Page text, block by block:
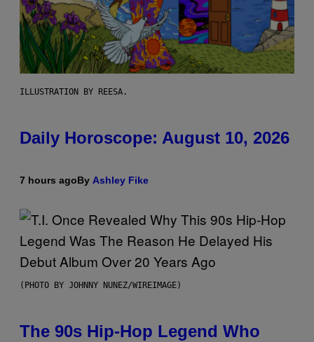
ILLUSTRATION BY REESA.
Daily Horoscope: August 10, 2026
7 hours agoBy Ashley Fike
(PHOTO BY JOHNNY NUNEZ/WIREIMAGE)
The 90s Hip-Hop Legend Who